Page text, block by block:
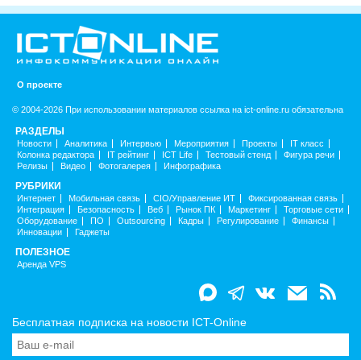
О проекте
© 2004-2026 При использовании материалов ссылка на ict-online.ru обязательна
РАЗДЕЛЫ
Новости Аналитика Интервью Мероприятия Проекты
IT класс
Колонка редактора
IT рейтинг ICT Life Тестовый стенд
Фигура речи
Релизы
Видео Фотогалерея Инфографика
РУБРИКИ
Интернет Мобильная связь CIO/Управление ИТ
Фиксированная связь
Интеграция
Безопасность Веб Рынок ПК Маркетинг
Торговые сети
Оборудование
ПО Outsourcing Кадры Регулирование
Финансы
Инновации
Гаджеты
ПОЛЕЗНОЕ
Аренда VPS
Бесплатная подписка на новости ICT-Online